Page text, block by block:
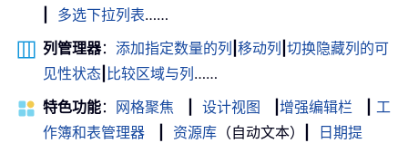
多选下拉列表……
列管理器： 添加指定数量的列 移动列 切换隐藏列的可
见性状态 比较区域与列 ……
特色功能： 网格聚焦 设计视图 增强编辑栏
工
作簿和表管理器
资源库 （自动文本）
日期提